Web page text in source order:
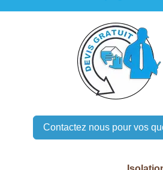
Contactez nous pour vos